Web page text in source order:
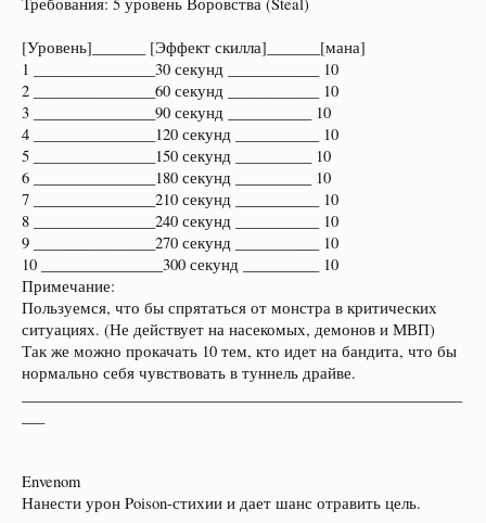
[Уровень]_______ [Эффект скилла]_______[мана]
1 ________________30 секунд ____________ 10
2 ________________60 секунд ____________ 10
3 ________________90 секунд ___________ 10
4 ________________120 секунд ___________ 10
5 ________________150 секунд __________ 10
6 ________________180 секунд __________ 10
7 ________________210 секунд ___________ 10
8 ________________240 секунд ___________ 10
9 ________________270 секунд ___________ 10
10 ________________300 секунд __________ 10
Примечание:
Пользуемся, что бы спрятаться от монстра в критических
ситуациях. (Не действует на насекомых, демонов и МВП)
Так же можно прокачать 10 тем, кто идет на бандита, что бы
нормально себя чувствовать в туннель драйве.
Envenom
Нанести урон Poison-стихии и дает шанс отравить цель.